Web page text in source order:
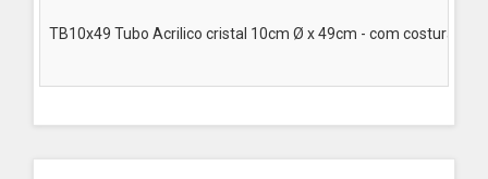
TB10x49 Tubo Acrilico cristal 10cm Ø x 49cm - com costura,